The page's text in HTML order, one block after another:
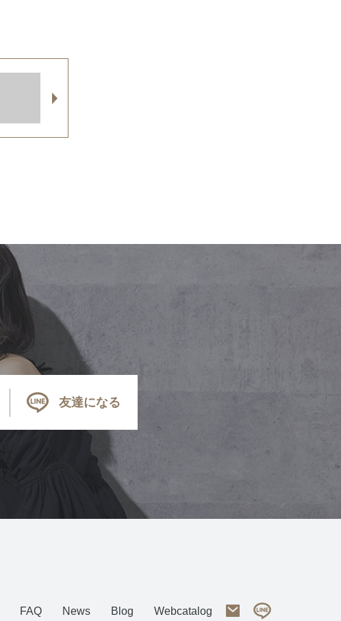
友達になる
FAQ News Blog Webcatalog